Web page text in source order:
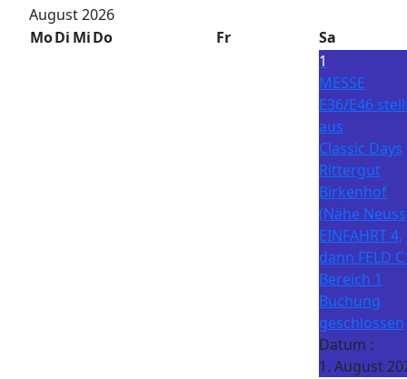
August 2026
MoDi MiDo Fr
Sa
1
MESSE
E36/E46
aus
Classic Days
Rittergut
Birkenhof
(Nähe
EINFAHRT 4,
dann FELD
Bereich 1
Buchung
geschlossen
Datum :
1. August